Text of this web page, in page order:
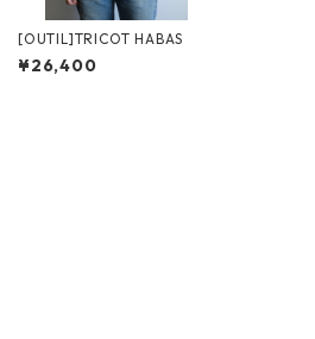
[OUTIL]TRICOT HABAS
¥26,400